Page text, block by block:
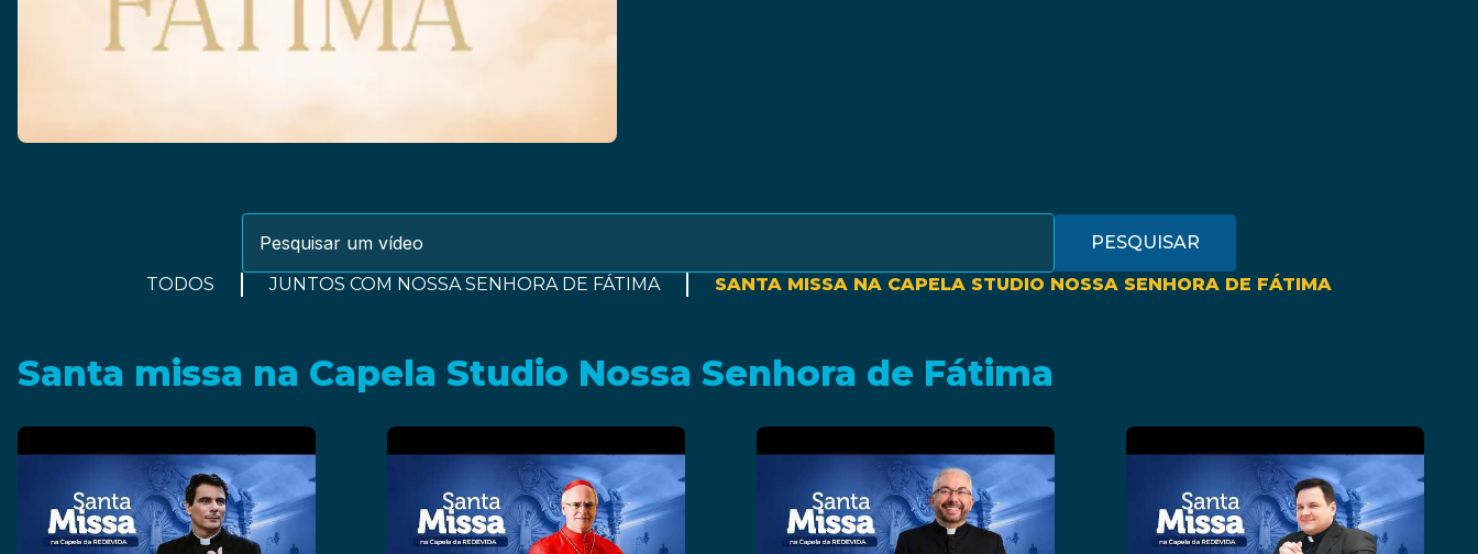
PESQUISAR
TODOS
JUNTOS COM NOSSA SENHORA DE FÁTIMA SANTA MISSA NA CAPELA STUDIO NOSSA SENHORA DE FÁTIMA
Santa missa na Capela Studio Nossa Senhora de Fátima